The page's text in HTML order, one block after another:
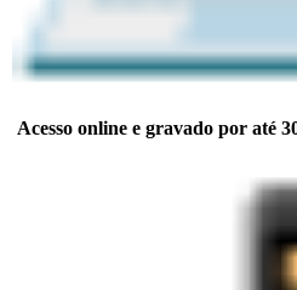
Acesso online e gravado por até